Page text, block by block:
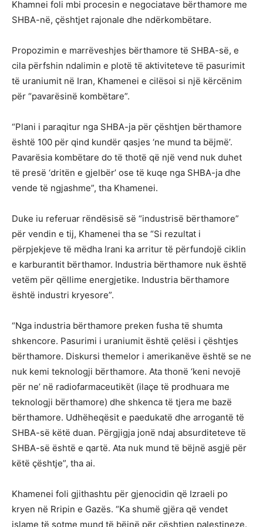
Khamnei foli mbi procesin e negociatave bërthamore me
SHBA-në, çështjet rajonale dhe ndërkombëtare.
Propozimin e marrëveshjes bërthamore të SHBA-së, e
cila përfshin ndalimin e plotë të aktiviteteve të pasurimit
të uraniumit në Iran, Khamenei e cilësoi si një kërcënim
për “pavarësinë kombëtare”.
“Plani i paraqitur nga SHBA-ja për çështjen bërthamore
është 100 për qind kundër qasjes ‘ne mund ta bëjmë’.
Pavarësia kombëtare do të thotë që një vend nuk duhet
të presë ‘dritën e gjelbër’ ose të kuqe nga SHBA-ja dhe
vende të ngjashme”, tha Khamenei.
Duke iu referuar rëndësisë së “industrisë bërthamore”
për vendin e tij, Khamenei tha se “Si rezultat i
përpjekjeve të mëdha Irani ka arritur të përfundojë ciklin
e karburantit bërthamor. Industria bërthamore nuk është
vetëm për qëllime energjetike. Industria bërthamore
është industri kryesore”.
“Nga industria bërthamore preken fusha të shumta
shkencore. Pasurimi i uraniumit është çelësi i çështjes
bërthamore. Diskursi themelor i amerikanëve është se ne
nuk kemi teknologji bërthamore. Ata thonë ‘keni nevojë
për ne’ në radiofarmaceutikët (ilaçe të prodhuara me
teknologji bërthamore) dhe shkenca të tjera me bazë
bërthamore. Udhëheqësit e paedukatë dhe arrogantë të
SHBA-së këtë duan. Përgjigja jonë ndaj absurditeteve të
SHBA-së është e qartë. Ata nuk mund të bëjnë asgjë për
këtë çështje”, tha ai.
Khamenei foli gjithashtu për gjenocidin që Izraeli po
kryen në Rripin e Gazës. “Ka shumë gjëra që vendet
islame të sotme mund të bëjnë për çështjen palestineze.